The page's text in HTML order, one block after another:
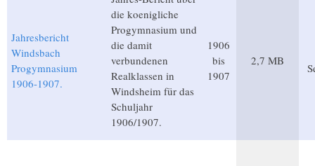
Jahresbericht
Windsbach
Progymnasium
1906-1907.
die koenigliche
Progymnasium und
die damit
verbundenen
Realklassen in
Windsheim für das
Schuljahr
1906/1907.
1906
bis
1907
2,7 MB